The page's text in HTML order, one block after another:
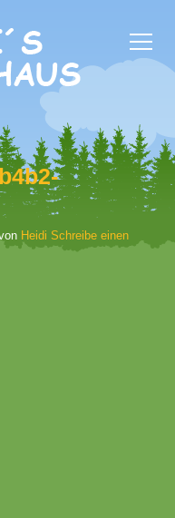
Heidi Schreibe einen